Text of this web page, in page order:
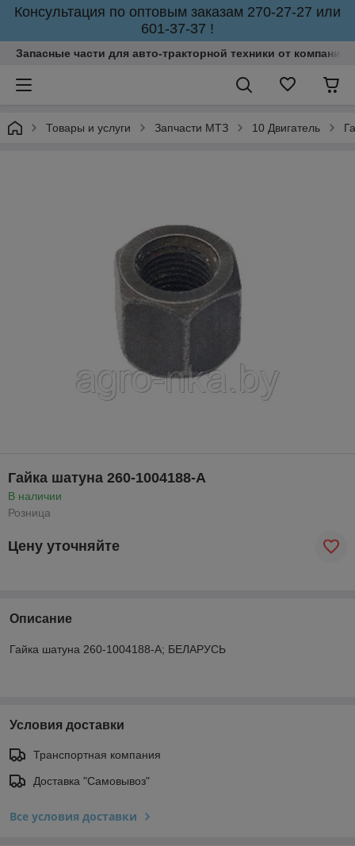
Консультация по оптовым заказам 270-27-27 или
601-37-37 !
Запасные части для авто-тракторной техники от
Товары и услуги Запчасти МТЗ 10 Двигатель
Гайка шатуна 260-1004188-А
В наличии
Розница
Цену уточняйте
Описание
Гайка шатуна 260-1004188-А; БЕЛАРУСЬ
Условия доставки
Транспортная компания
Доставка "Самовывоз"
Все условия доставки